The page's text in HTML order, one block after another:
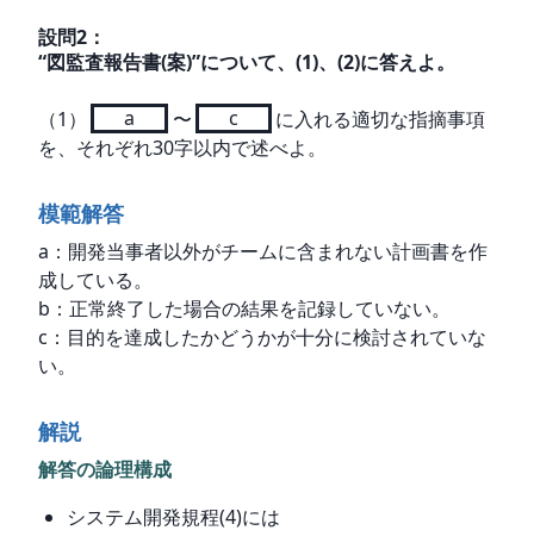
設問2 ：
“図監査報告書(案)”について、(1)、(2)に答えよ。
（1） a 〜 c
に入れる適切な指摘事項
を、それぞれ30字以内で述べよ。
模範解答
a：開発当事者以外がチームに含まれない計画書を作
成している。
b：正常終了した場合の結果を記録していない。
c：目的を達成したかどうかが十分に検討されていな
い。
解説
解答の論理構成
システム開発規程(4)には